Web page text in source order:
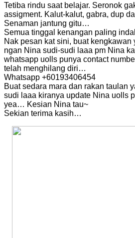
Tetiba rindu saat belajar. Seronok
assigment. Kalut-kalut, gabra, dup
Senaman jantung gitu…
Semua tinggal kenangan paling
Nak pesan kat sini, buat kengkawan
ngan Nina sudi-sudi laaa pm Nina
whatsapp uolls punya contact
telah menghilang diri…
Whatsapp +60193406454
Buat sedara mara dan rakan taulan
sudi laaa kiranya update Nina uolls
yea… Kesian Nina tau~
Sekian terima kasih…